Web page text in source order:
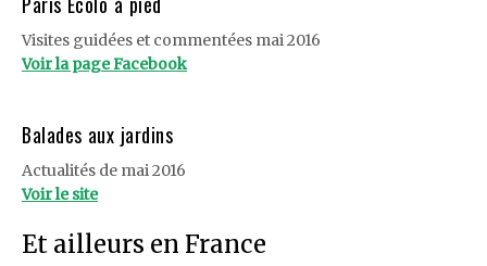
Visites guidées et commentées mai 2016
Voir la page Facebook
Balades aux jardins
Actualités de mai 2016
Voir le site
Et ailleurs en France